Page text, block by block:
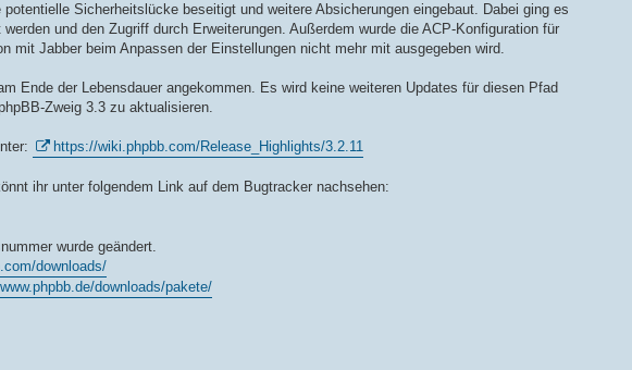
Sicherheitslücke beseitigt und weitere Absicherungen eingebaut. Dabei ging es
und den Zugriff durch Erweiterungen. Außerdem wurde die ACP-Konfiguration für
mit Jabber beim Anpassen der Einstellungen nicht mehr mit ausgegeben wird.
Ende der Lebensdauer angekommen. Es wird keine weiteren Updates für diesen Pfad
Zweig 3.3 zu aktualisieren.
https://wiki.phpbb.com/Release_Highlights/3.2.11
ihr unter folgendem Link auf dem Bugtracker nachsehen:
wurde geändert.
downloads/
downloads/pakete/